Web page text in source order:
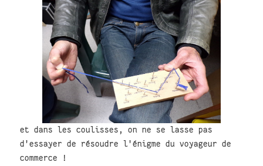
et dans les coulisses, on ne se lasse pas
d'essayer de résoudre l'énigme du voyageur de
commerce !